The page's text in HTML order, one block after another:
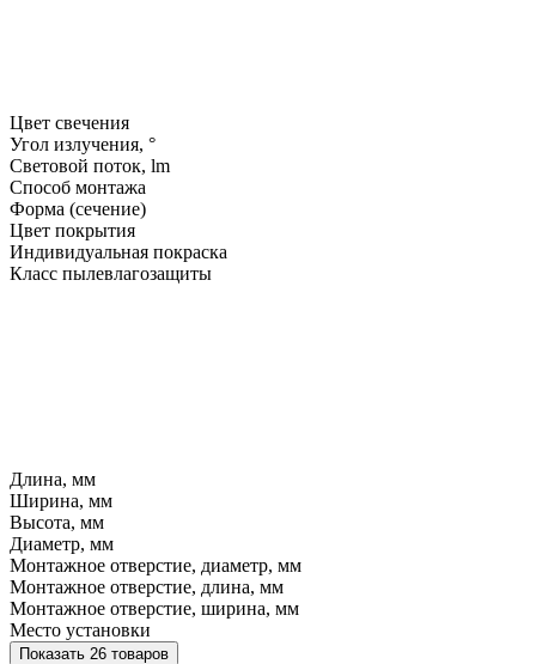
Цвет свечения
Угол излучения, °
Световой поток, lm
Способ монтажа
Форма (сечение)
Цвет покрытия
Индивидуальная покраска
Класс пылевлагозащиты
Длина, мм
Ширина, мм
Высота, мм
Диаметр, мм
Монтажное отверстие, диаметр, мм
Монтажное отверстие, длина, мм
Монтажное отверстие, ширина, мм
Место установки
Показать 26 товаров